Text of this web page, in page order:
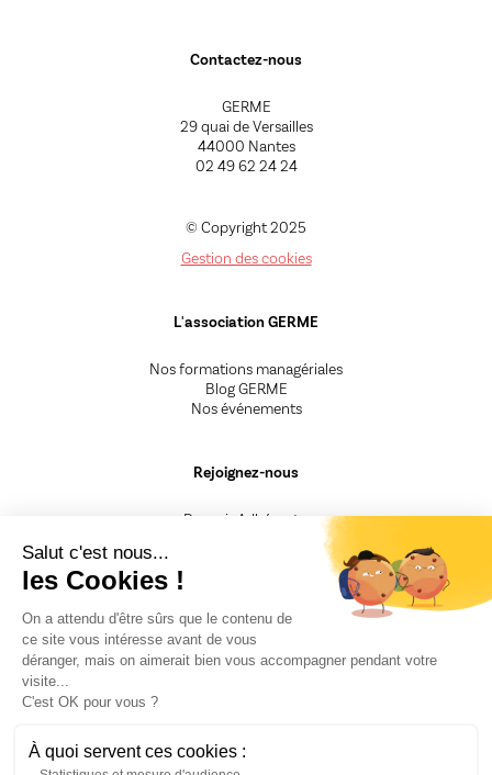
Salut c'est nous...
les Cookies !
On a attendu d'être sûrs que le contenu de
ce site vous intéresse avant de vous
déranger, mais on aimerait bien vous accompagner pendant votre
visite...
C'est OK pour vous ?
À quoi servent ces cookies :
Contactez-nous
GERME
29 quai de Versailles
44000 Nantes
02 49 62 24 24
© Copyright 2025
Gestion des cookies
L'association GERME
Nos formations managériales
Blog GERME
Nos événements
Rejoignez-nous
Devenir Adhérent.e
Besoin d'un renseignement
CGV
Mentions légales
Fiche Presse
Recrutement